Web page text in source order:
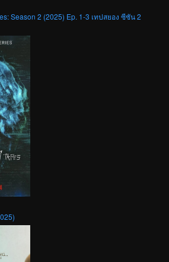
Season 2 (2025) Ep. 1-3 เทปสยอง ซีซัน 2